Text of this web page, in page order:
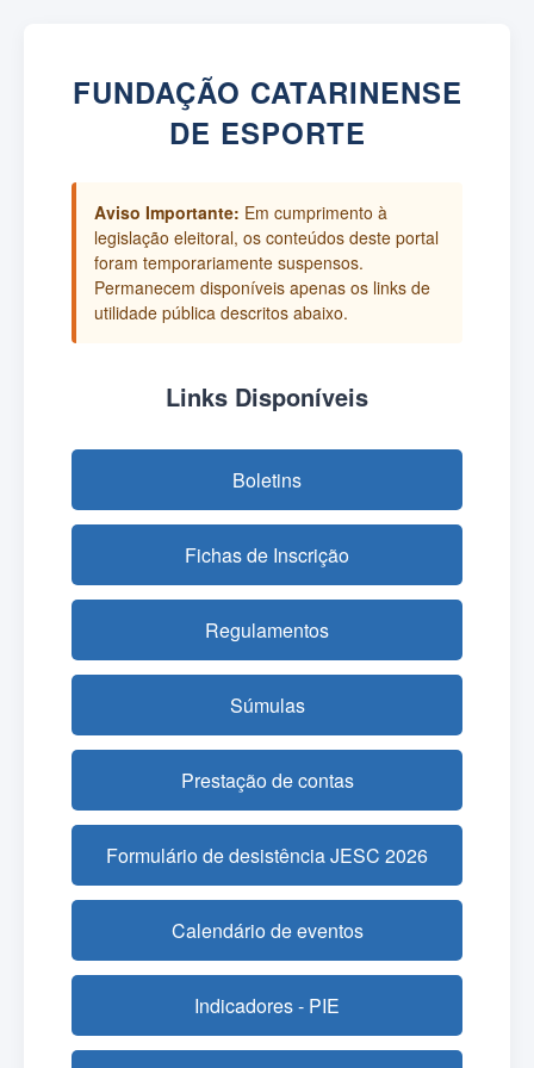
FUNDAÇÃO CATARINENSE
DE ESPORTE
Aviso Importante: Em cumprimento à
legislação eleitoral, os conteúdos deste portal
foram temporariamente suspensos.
Permanecem disponíveis apenas os links de
utilidade pública descritos abaixo.
Links Disponíveis
Boletins
Fichas de Inscrição
Regulamentos
Súmulas
Prestação de contas
Formulário de desistência JESC 2026
Calendário de eventos
Indicadores - PIE